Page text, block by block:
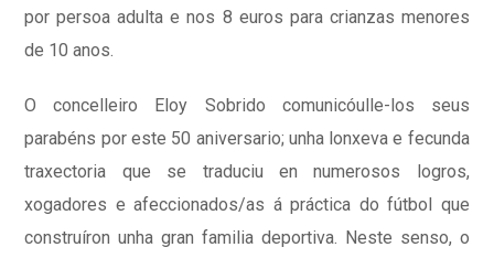
por persoa adulta e nos 8 euros para crianzas menores
de 10 anos.
O concelleiro Eloy Sobrido comunicóulle-los seus
parabéns por este 50 aniversario; unha lonxeva e fecunda
traxectoria que se traduciu en numerosos logros,
xogadores e afeccionados/as á práctica do fútbol que
construíron unha gran familia deportiva. Neste senso, o